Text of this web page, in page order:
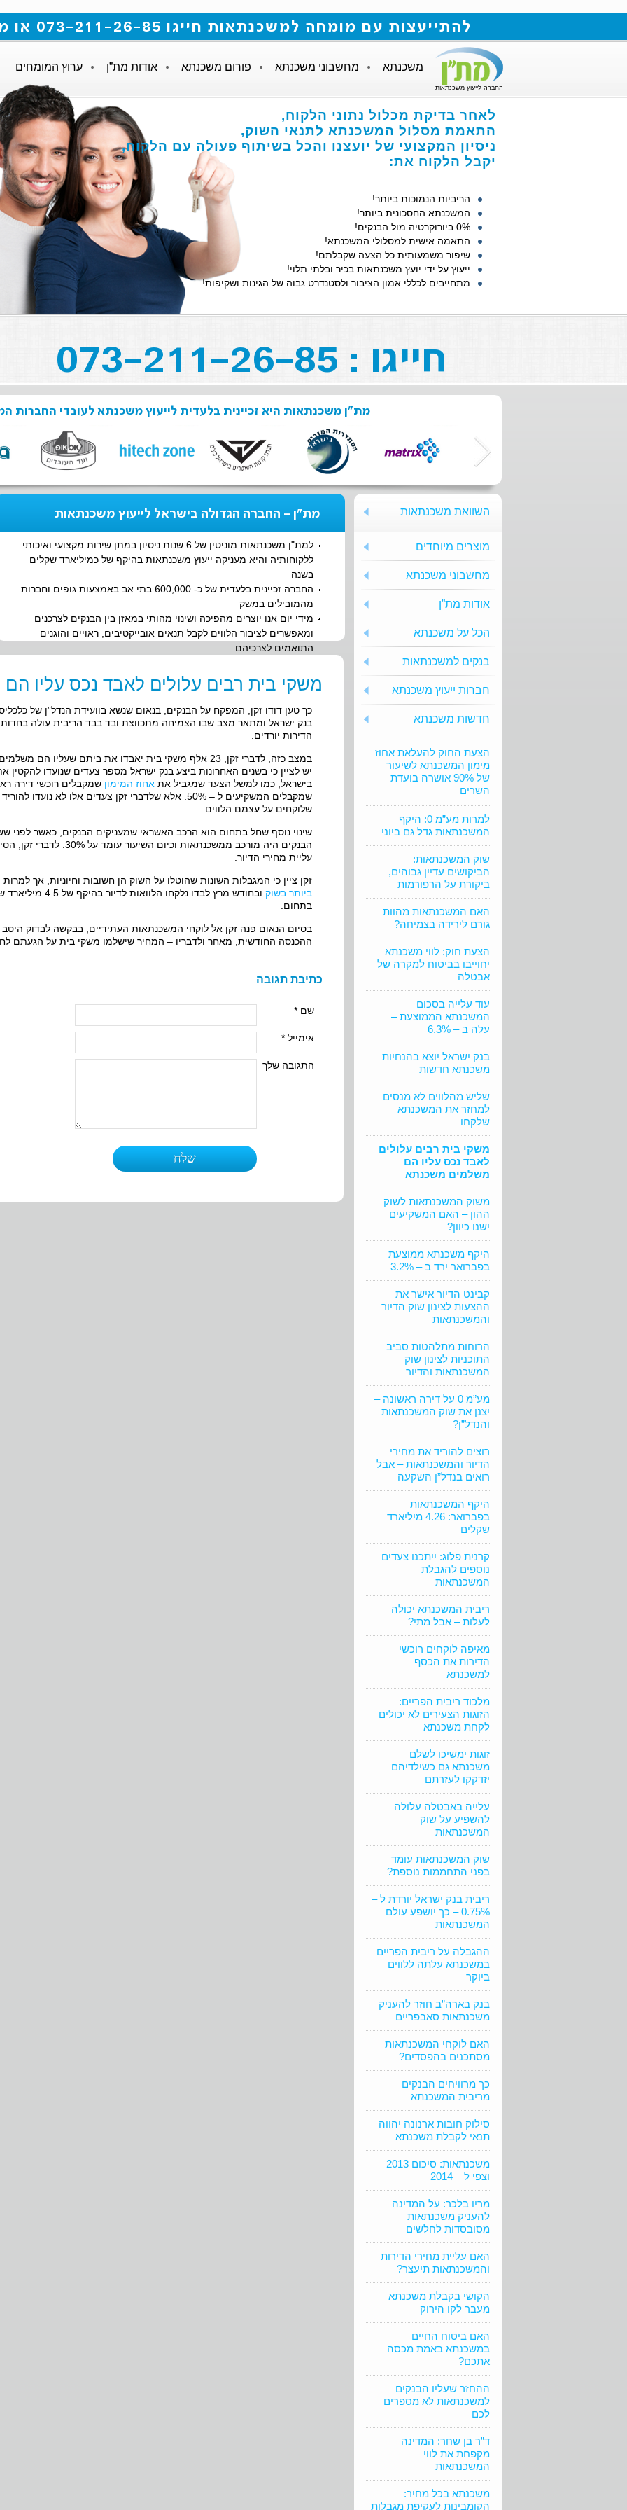
להתייעצות עם מומחה למשכנתאות חייגו 073-211-26-85 או מלאו את הטופס
החברה לייעוץ משכנתאות
משכנתא מחשבוני משכנתא פורום משכנתא אודות מת”ן ערוץ המומחים
לאחר בדיקת מכלול נתוני הלקוח,
התאמת מסלול המשכנתא לתנאי השוק,
ניסיון המקצועי של יועצנו והכל בשיתוף פעולה עם הלקוח,
יקבל הלקוח את:
הריביות הנמוכות ביותר!
המשכנתא החסכונית ביותר!
0% ביורוקרטיה מול הבנקים!
התאמה אישית למסלולי המשכנתא!
שיפור משמעותית כל הצעה שקבלתם!
ייעוץ על ידי יועץ משכנתאות בכיר ובלתי תלוי!
מתחייבים לכללי אמון הציבור ולסטנדרט גבוה של הגינות ושקיפות!
חייגו : 073-211-26-85
מת"ן משכנתאות היא זכיינית בלעדית לייעוץ משכנתא לעובדי החברות
השוואת משכנתאות
מוצרים מיוחדים
מחשבוני משכנתא
אודות מת”ן
הכל על משכנתא
בנקים למשכנתאות
חברות ייעוץ משכנתא
חדשות משכנתא
הצעת החוק להעלאת אחוז
מימון המשכנתא לשיעור
של 90% אושרה בועדת
השרים
למרות מע”מ 0: היקף
המשכנתאות גדל גם ביוני
שוק המשכנתאות:
הביקושים עדיין גבוהים,
ביקורת על הרפורמות
האם המשכנתאות מהוות
גורם לירידה בצמיחה?
הצעת חוק: לווי משכנתא
יחוייבו בביטוח למקרה של
אבטלה
עוד עלייה בסכום
המשכנתא הממוצעת –
עלה ב – 6.3%
בנק ישראל יוצא בהנחיות
משכנתא חדשות
שליש מהלווים לא מנסים
למחזר את המשכנתא
שלקחו
משקי בית רבים עלולים
לאבד נכס עליו הם
משלמים משכנתא
משוק המשכנתאות לשוק
ההון – האם המשקיעים
ישנו כיוון?
היקף משכנתא ממוצעת
בפברואר ירד ב – 3.2%
קבינט הדיור אישר את
ההצעות לצינון שוק הדיור
והמשכנתאות
הרוחות מתלהטות סביב
התוכניות לצינון שוק
המשכנתאות והדיור
מע”מ 0 על דירה ראשונה –
יצנן את שוק המשכנתאות
והנדל”ן?
רוצים להוריד את מחירי
הדיור והמשכנתאות – אבל
רואים בנדל”ן השקעה
היקף המשכנתאות
בפברואר: 4.26 מיליארד
שקלים
קרנית פלוג: ייתכנו צעדים
נוספים להגבלת
המשכנתאות
ריבית המשכנתא יכולה
לעלות – אבל מתי?
מאיפה לוקחים רוכשי
הדירות את הכסף
למשכנתא
מלכוד ריבית הפריים:
הזוגות הצעירים לא יכולים
לקחת משכנתא
זוגות ימשיכו לשלם
משכנתא גם כשילדיהם
יזדקקו לעזרתם
עלייה באבטלה עלולה
להשפיע על שוק
המשכנתאות
שוק המשכנתאות עומד
בפני התחממות נוספת?
ריבית בנק ישראל יורדת ל –
0.75% – כך יושפע עולם
המשכנתאות
ההגבלה על ריבית הפריים
במשכנתא עלתה ללווים
ביוקר
בנק בארה”ב חוזר להעניק
משכנתאות סאבפריים
האם לוקחי המשכנתאות
מסתכנים בהפסדים?
כך מרוויחים הבנקים
מריבית המשכנתא
סילוק חובות ארנונה יהווה
תנאי לקבלת משכנתא
משכנתאות: סיכום 2013
וצפי ל – 2014
מריו בלכר: על המדינה
להעניק משכנתאות
מסובסדות לחלשים
האם עליית מחירי הדירות
והמשכנתאות תיעצר?
הקושי בקבלת משכנתא
מעבר לקו הירוק
האם ביטוח החיים
במשכנתא באמת מכסה
אתכם?
ההחזר שעליו הבנקים
למשכנתאות לא מספרים
לכם
ד”ר בן שחר: המדינה
מקפחת את לווי
המשכנתאות
משכנתא בכל מחיר:
הקומבינות לעקיפת מגבלות
מת"ן - החברה הגדולה בישראל לייעוץ משכנתאות
למת"ן משכנתאות מוניטין של 6 שנות ניסיון במתן שירות מקצועי ואיכותי
ללקוחותיה והיא מעניקה ייעוץ משכנתאות בהיקף של כמיליארד שקלים
בשנה
החברה זכיינית בלעדית של כ- 600,000 בתי אב באמצעות גופים וחברות
מהמובילים במשק
מידי יום אנו יוצרים מהפיכה ושינוי מהותי במאזן בין הבנקים לצרכנים
ומאפשרים לציבור הלווים לקבל תנאים אובייקטיבים, ראויים והוגנים
התואמים לצרכיהם
משקי בית רבים עלולים לאבד נכס עליו
כך טען דודו זקן, המפקח על הבנקים, בנאום שנשא בוועידת הנדל”ן של
בנק ישראל ומתאר מצב שבו הצמיחה מתכווצת ובד בבד הריבית עולה
הדירות יורדים.
במצב כזה, לדברי זקן, 23 אלף משקי בית יאבדו את ביתם שעליו הם משלמים
יש לציין כי בשנים האחרונות ביצע בנק ישראל מספר צעדים שנועדו
בישראל, כמו למשל הצעד שמגביל את אחוז המימון
שמקבלים המשקיעים ל – 50%. אלא שלדברי זקן צעדים אלו
שלוקחים על עצמם הלווים.
הבנקים היה מורכב
עליית מחירי הדיור.
זקן ציין כי המגבלות השונות שהוטלו על השוק הן חשובות וחיוניות, אך למרות
ביותר בשוק
ובחודש מרץ לבדו
בתחום.
בסיום הנאום פנה זקן אל לוקחי המשכנתאות העתידיים, בבקשה לבדוק
ההכנסה החודשית, מאחר ולדבריו – המחיר שישלמו משקי בית על הגעתם
כתיבת תגובה
שם *
אימייל *
התגובה שלך